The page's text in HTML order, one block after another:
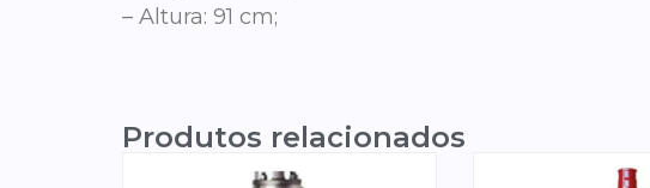
– Altura: 91 cm;
Produtos relacionados